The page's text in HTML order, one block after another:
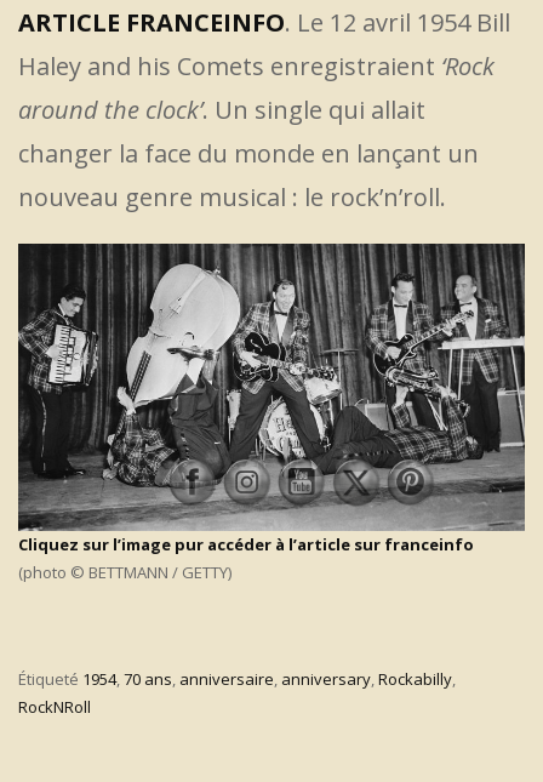
ARTICLE FRANCEINFO. Le 12 avril 1954 Bill
Haley and his Comets enregistraient ‘Rock
around the clock’. Un single qui allait
changer la face du monde en lançant un
nouveau genre musical : le rock’n’roll.
Cliquez sur l’image pur accéder à l’article sur franceinfo
(photo © BETTMANN / GETTY)
Étiqueté 1954,70 ans, anniversaire, anniversary,Rockabilly,
RockNRoll